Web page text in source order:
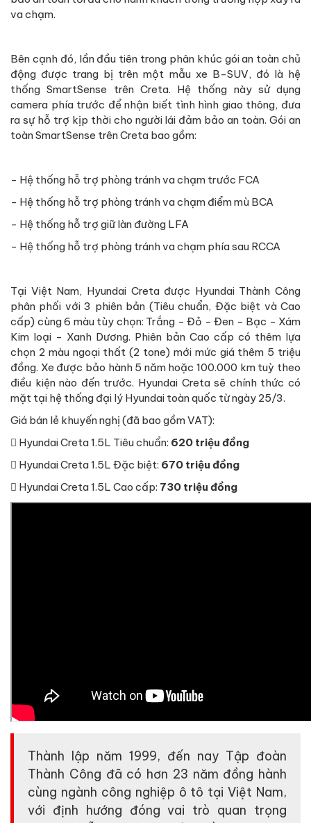
va chạm.
Bên cạnh đó, lần đầu tiên trong phân khúc gói an toàn chủ
động được trang bị trên một mẫu xe B-SUV, đó là hệ
thống SmartSense trên Creta. Hệ thống này sử dụng
camera phía trước để nhận biết tình hình giao thông, đưa
ra sự hỗ trợ kịp thời cho người lái đảm bảo an toàn. Gói an
toàn SmartSense trên Creta bao gồm:
- Hệ thống hỗ trợ phòng tránh va chạm trước FCA
- Hệ thống hỗ trợ phòng tránh va chạm điểm mù BCA
- Hệ thống hỗ trợ giữ làn đường LFA
- Hệ thống hỗ trợ phòng tránh va chạm phía sau RCCA
Tại Việt Nam, Hyundai Creta được Hyundai Thành Công
phân phối với 3 phiên bản (Tiêu chuẩn, Đặc biệt và Cao
cấp) cùng 6 màu tùy chọn: Trắng - Đỏ - Đen - Bạc - Xám
Kim loại - Xanh Dương. Phiên bản Cao cấp có thêm lựa
chọn 2 màu ngoại thất (2 tone) mới mức giá thêm 5 triệu
đồng. Xe được bảo hành 5 năm hoặc 100.000 km tuỳ theo
điều kiện nào đến trước. Hyundai Creta sẽ chính thức có
mặt tại hệ thống đại lý Hyundai toàn quốc từ ngày 25/3.
Giá bán lẻ khuyến nghị (đã bao gồm VAT):
 Hyundai Creta 1.5L Tiêu chuẩn: 620 triệu đồng
 Hyundai Creta 1.5L Đặc biệt: 670 triệu đồng
 Hyundai Creta 1.5L Cao cấp: 730 triệu đồng
Thành lập năm 1999, đến nay Tập đoàn
Thành Công đã có hơn 23 năm đồng hành
cùng ngành công nghiệp ô tô tại Việt Nam,
với định hướng đóng vai trò quan trọng